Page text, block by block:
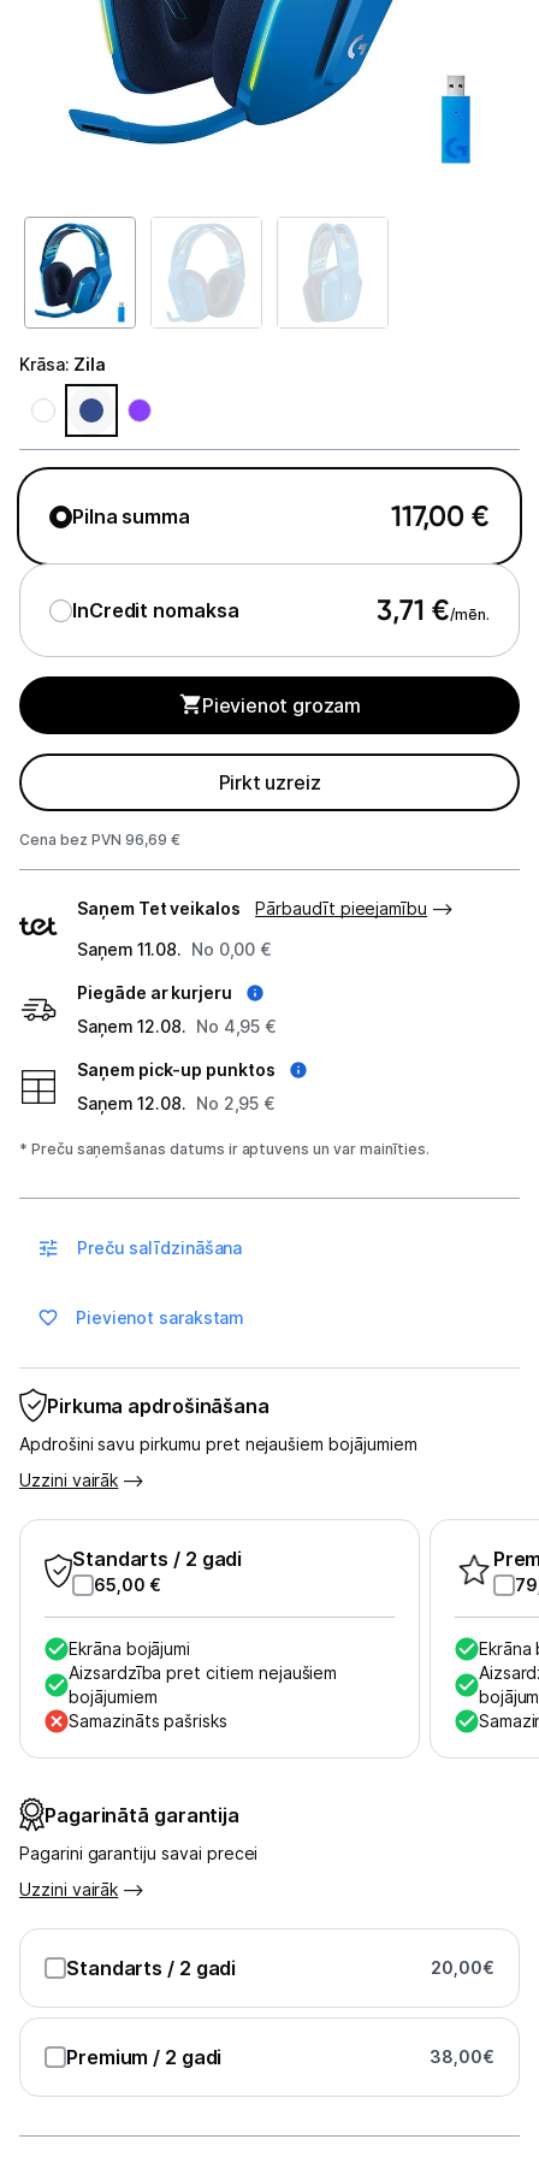
TV iekārtas
Spēļu konsoles
Soundbars
Akustiskās sistēmas
Austiņas
Bezvadu skaļruņi
GAMING pasaule >
Portatīvie datori un piederumi
Audio
Bezvadu skaļruņi
Datoru skaļruņi
Stacionārie datori un piederumi
Spēļu konsoles un piederumi
Telefoni, planšetdatori
Telefoni un aksesuāri
Planšetdatori un aksesuāri
Piederumi
Austiņas
Bezvadu skaļruņi
Stacionārie un bezvadu telefoni
Viedierīces
Skaistumkopšana
Ražotāju atjaunota tehnika
Vēlmju saraksts
Krāsa: Zila
Pilna summa 117,00 €
InCredit nomaksa 3,71 €/mēn.
Pievienot grozam
Pirkt uzreiz
Cena bez PVN 96,69 €
veidi
Saņem Tet veikalos
Pārbaudīt pieejamību
Saņem 11.08. No 0,00 €
Piegāde ar kurjeru
Saņem 12.08. No 4,95 €
Saņem pick-up punktos
Saņem 12.08. No 2,95 €
* Preču saņemšanas datums ir aptuvens un var mainīties.
Preču salīdzināšana
Pievienot sarakstam
Pirkuma apdrošināšana
Apdrošini savu pirkumu pret nejaušiem bojājumiem
Uzzini vairāk
Standarts / 2 gadi
65,00 €
Ekrāna bojājumi
Aizsardzība pret citiem nejaušiem
bojājumiem
Samazināts pašrisks
Ekrāna
Pagarinātā garantija
Pagarini garantiju savai precei
Uzzini vairāk
Standarts / 2 gadi 20,00€
Premium / 2 gadi 38,00€